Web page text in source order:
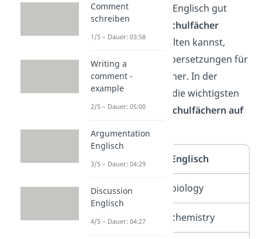
Damit du dich auf Englisch gut
über das Thema
Schulfächer
(subjects)unterhalten kannst,
brauchst du die Übersetzungen für
die Unterrichtsfächer. In der
Tabelle findest du die wichtigsten
Vokabeln zu den
Schulfächern auf
Deutsch Englisch
Biologie biology
Chemie chemistry
Comment
schreiben
1/5 – Dauer: 03:58
Writing a
comment -
example
2/5 – Dauer: 05:00
Argumentation
Englisch
3/5 – Dauer: 04:29
Discussion
Englisch
4/5 – Dauer: 04:27